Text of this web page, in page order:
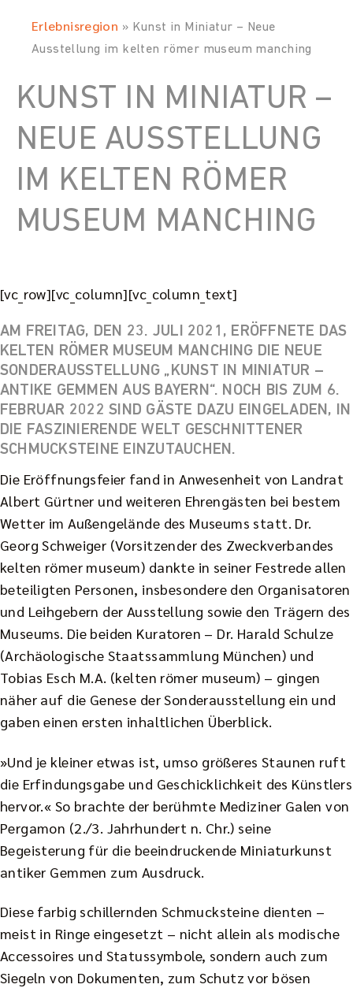
Erlebnisregion » Kunst in Miniatur – Neue
Ausstellung im kelten römer museum manching
KUNST IN MINIATUR –
NEUE AUSSTELLUNG
IM KELTEN RÖMER
MUSEUM MANCHING
[vc_row][vc_column][vc_column_text]
AM FREITAG, DEN 23. JULI 2021, ERÖFFNETE DAS
KELTEN RÖMER MUSEUM MANCHING DIE NEUE
SONDERAUSSTELLUNG „KUNST IN MINIATUR –
ANTIKE GEMMEN AUS BAYERN“. NOCH BIS ZUM 6.
FEBRUAR 2022 SIND GÄSTE DAZU EINGELADEN, IN
DIE FASZINIERENDE WELT GESCHNITTENER
SCHMUCKSTEINE EINZUTAUCHEN.
Die Eröffnungsfeier fand in Anwesenheit von Landrat
Albert Gürtner und weiteren Ehrengästen bei bestem
Wetter im Außengelände des Museums statt. Dr.
Georg Schweiger (Vorsitzender des Zweckverbandes
kelten römer museum) dankte in seiner Festrede allen
beteiligten Personen, insbesondere den Organisatoren
und Leihgebern der Ausstellung sowie den Trägern des
Museums. Die beiden Kuratoren – Dr. Harald Schulze
(Archäologische Staatssammlung München) und
Tobias Esch M.A. (kelten römer museum) – gingen
näher auf die Genese der Sonderausstellung ein und
gaben einen ersten inhaltlichen Überblick.
»Und je kleiner etwas ist, umso größeres Staunen ruft
die Erfindungsgabe und Geschicklichkeit des Künstlers
hervor.« So brachte der berühmte Mediziner Galen von
Pergamon (2./3. Jahrhundert n. Chr.) seine
Begeisterung für die beeindruckende Miniaturkunst
antiker Gemmen zum Ausdruck.
Diese farbig schillernden Schmucksteine dienten –
meist in Ringe eingesetzt – nicht allein als modische
Accessoires und Statussymbole, sondern auch zum
Siegeln von Dokumenten, zum Schutz vor bösen